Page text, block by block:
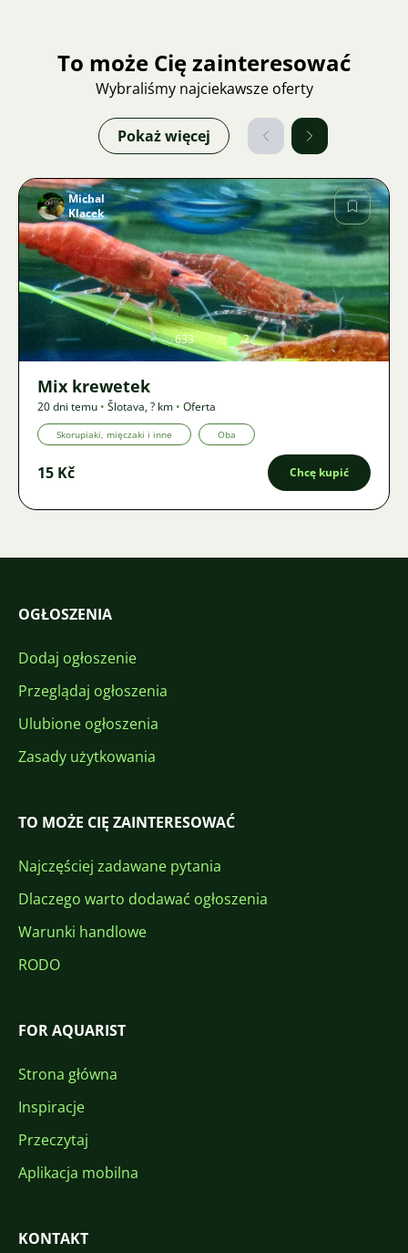
To może Cię zainteresować
Wybraliśmy najciekawsze oferty
Pokaż więcej
Zdjęcie
Michal
Klacek
633 2
Mix krewetek
20 dni temu • Šlotava,? km • Oferta
Skorupiaki, mięczaki i inne Oba
15 Kč Chcę kupić
OGŁOSZENIA
Dodaj ogłoszenie
Przeglądaj ogłoszenia
Ulubione ogłoszenia
Zasady użytkowania
TO MOŻE CIĘ ZAINTERESOWAĆ
Najczęściej zadawane pytania
Dlaczego warto dodawać ogłoszenia
Warunki handlowe
RODO
FOR AQUARIST
Strona główna
Inspiracje
Przeczytaj
Aplikacja mobilna
KONTAKT